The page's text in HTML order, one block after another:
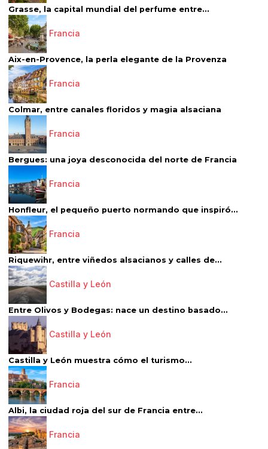
Grasse, la capital mundial del perfume entre...
Francia
Aix-en-Provence, la perla elegante de la Provenza
Francia
Colmar, entre canales floridos y magia alsaciana
Francia
Bergues: una joya desconocida del norte de Francia
Francia
Honfleur, el pequeño puerto normando que inspiró...
Francia
Riquewihr, entre viñedos alsacianos y calles de...
Castilla y León
Entre Olivos y Bodegas: nace un destino basado...
Castilla y León
Castilla y León muestra cómo el turismo...
Francia
Albi, la ciudad roja del sur de Francia entre...
Francia